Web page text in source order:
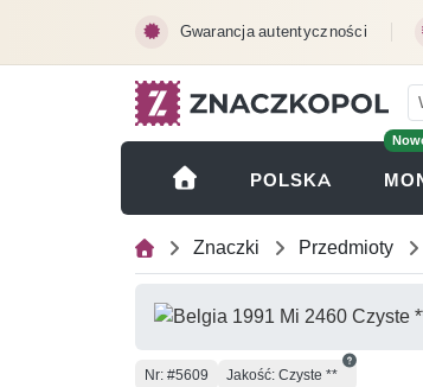
Gwarancja autentyczności
POLSKA
Znaczki Przedmioty
Numer
Nr: #5609 Jakość: Czyste **